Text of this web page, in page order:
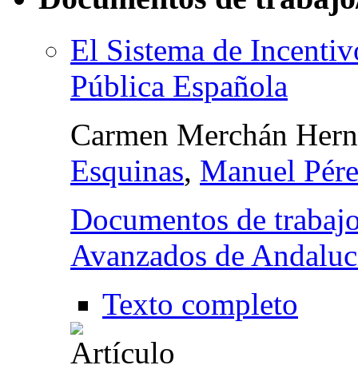
El Sistema de
Pública Española
Carmen Merchán
Esquinas, Manuel
Documentos de
Avanzados de
Texto completo